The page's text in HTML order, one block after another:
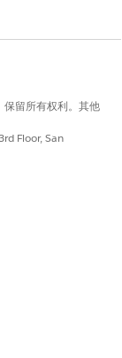
留所有权利。其他
Floor, San